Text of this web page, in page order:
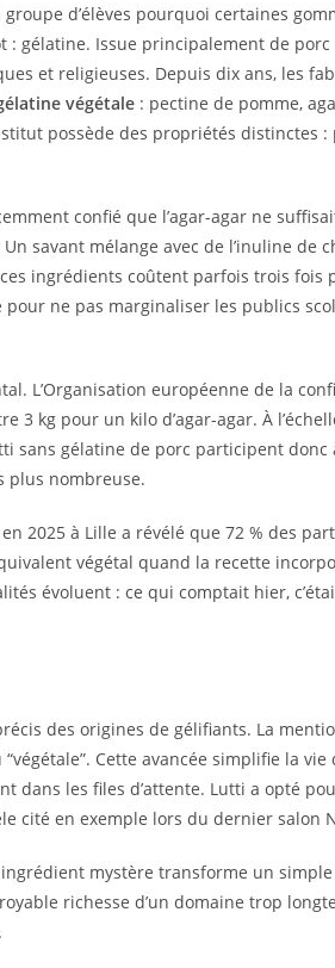
d’élèves pourquoi certaines
: gélatine. Issue principalement de
et religieuses. Depuis dix ans, les
végétale : pectine de pomme,
possède des propriétés distinctes
confié que l’agar-agar ne
savant mélange avec de l’inuline de
ingrédients coûtent parfois trois fois
ne pas marginaliser les publics
L’Organisation européenne de la
3 kg pour un kilo d’agar-agar. À
sans gélatine de porc participent
plus nombreuse.
2025 à Lille a révélé que 72 % des
végétal quand la recette
évoluent : ce qui comptait hier,
des origines de gélifiants. La
Cette avancée simplifie la
dans les files d’attente. Lutti a opté
cité en exemple lors du dernier salon
mystère transforme un
richesse d’un domaine trop